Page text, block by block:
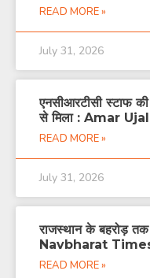
READ MORE »
July 31, 2026
एनसीआरटीसी स्टाफ
से मिला : Amar
READ MORE »
July 31, 2026
राजस्थान के बहरोड़ तक
Navbharat
READ MORE »